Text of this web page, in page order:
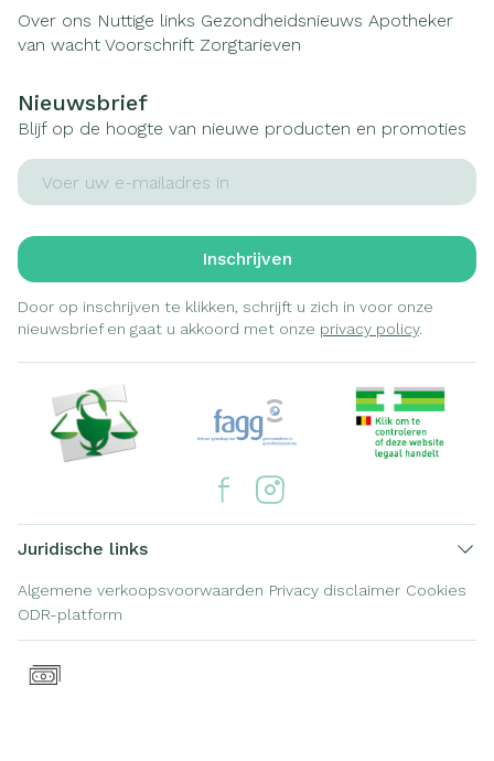
Over ons Nuttige links Gezondheidsnieuws Apotheker
van wacht Voorschrift Zorgtarieven
Nieuwsbrief
Blijf op de hoogte van nieuwe producten en promoties
E-mail adres
Inschrijven
Door op inschrijven te klikken, schrijft u zich in voor onze
nieuwsbrief en gaat u akkoord met onze privacy policy.
Juridische links
Algemene verkoopsvoorwaarden Privacy disclaimer Cookies
ODR-platform